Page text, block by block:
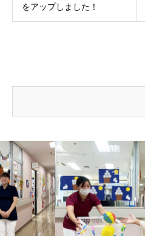
をアップしました！